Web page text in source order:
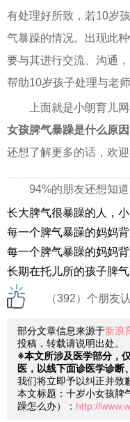
有处理好所致，若10岁
气暴躁的情况。出现此
要与其进行交流、沟通
帮助10岁孩子处理与老
上面就是小朗育儿
女孩脾气暴躁是什么原因
还想了解更多的话，欢
94%的朋友还想知道
长大脾气很暴躁的人，
每一个脾气暴躁的妈妈
每一个脾气暴躁的妈妈
长期在托儿所的孩子脾
（392）个朋友
部分文章信息来源于新浪
投稿，转载请说明出处。
※本文所涉及医学部分，
医，以线下面诊医学诊断
我们将立即予以纠正并致
本文标题：十岁小女孩脾
躁怎么办）： http://